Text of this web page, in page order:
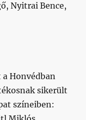
Nyitrai Bence,
Honvédban
sikerült
színeiben: